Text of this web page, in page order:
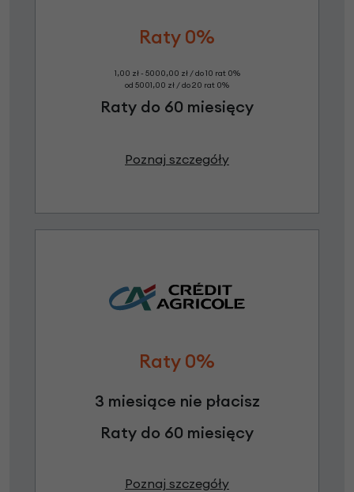
Raty 0%
1,00 zł - 5000,00 zł / do 10 rat 0%
od 5001,00 zł / do 20 rat 0%
Raty do 60 miesięcy
Poznaj szczegóły
Raty 0%
3 miesiące nie płacisz
Raty do 60 miesięcy
Poznaj szczegóły